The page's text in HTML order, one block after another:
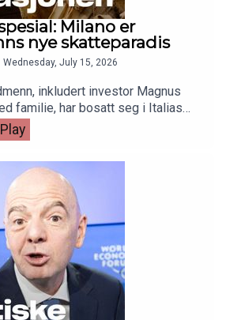
Milano er
nye skatteparadis
Wednesday, July 15, 2026
inkludert investor Magnus
familie, har bosatt seg i Italias
Hvis man ikke vil bo i en
eller kjede seg i hjel i Zürich, er
Stokstad fortelle hvorfor.Følg
i sommer for flere historier fra
politiske situasjonen er
Play